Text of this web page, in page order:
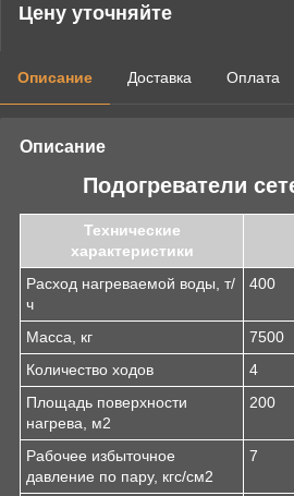
Цену уточняйте
Описание Доставка Оплата
Описание
Подогреватели
Технические
характеристики
Расход нагреваемой воды, т/
ч
400
Масса, кг
7500
Количество ходов
4
Площадь поверхности
нагрева, м2
200
Рабочее избыточное
давление по пару, кгс/см2
7